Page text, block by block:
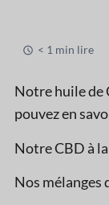
< 1 min lire
Notre huile de
pouvez en
Notre CBD à
Nos